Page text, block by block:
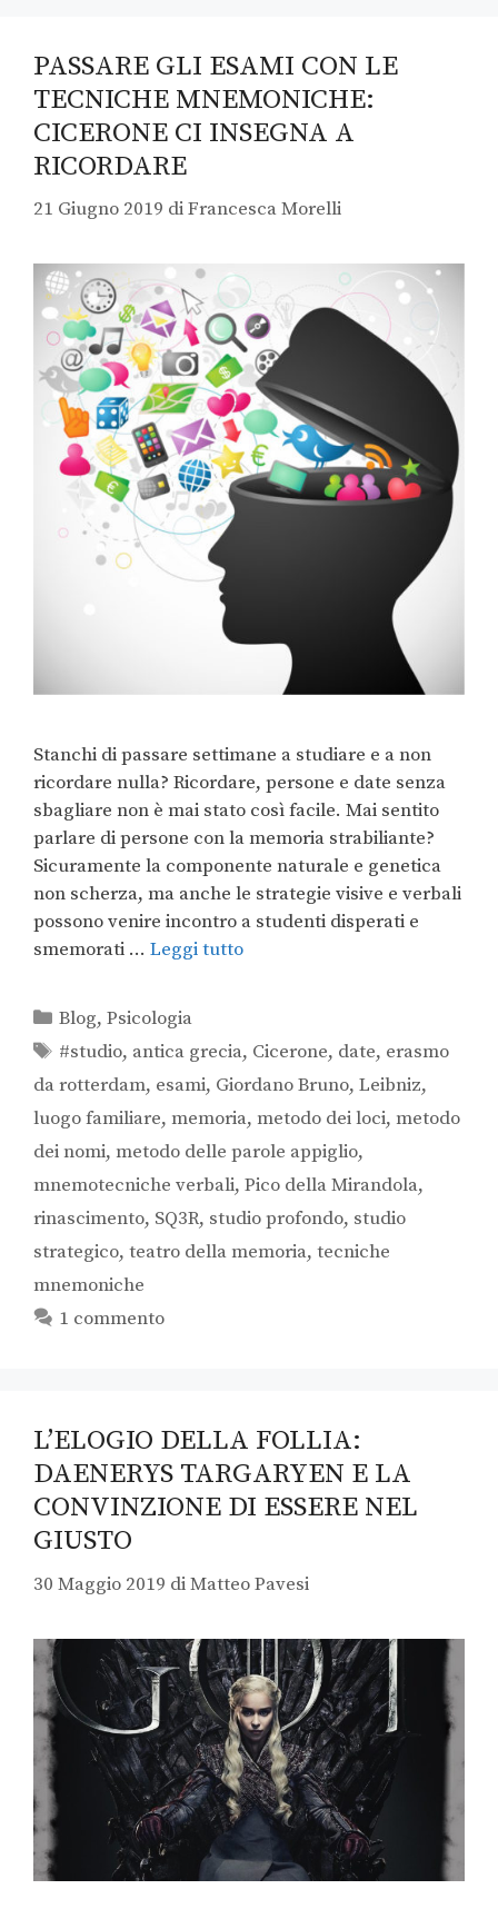
PASSARE GLI ESAMI CON LE
TECNICHE MNEMONICHE:
CICERONE CI INSEGNA A
RICORDARE
21 Giugno 2019 diFrancesca Morelli
Stanchi di passare settimane a studiare e a non
ricordare nulla? Ricordare, persone e date senza
sbagliare non è mai stato così facile. Mai sentito
parlare di persone con la memoria strabiliante?
Sicuramente la componente naturale e genetica
non scherza, ma anche le strategie visive e verbali
possono venire incontro a studenti disperati e
smemorati … Leggi tutto
Blog,Psicologia
#studio, antica grecia, Cicerone, date, erasmo
da rotterdam, esami, Giordano Bruno, Leibniz,
luogo familiare, memoria, metodo dei loci, metodo
dei nomi, metodo delle parole appiglio,
mnemotecniche verbali, Pico della Mirandola,
rinascimento, SQ3R, studio profondo, studio
strategico, teatro della memoria, tecniche
mnemoniche
1 commento
L’ELOGIO DELLA FOLLIA:
DAENERYS TARGARYEN E LA
CONVINZIONE DI ESSERE NEL
GIUSTO
30 Maggio 2019 diMatteo Pavesi